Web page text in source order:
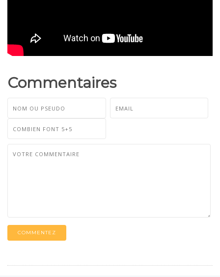
Commentaires
COMMENTEZ